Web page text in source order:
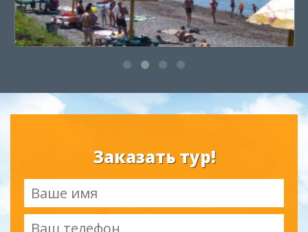
Заказать тур!